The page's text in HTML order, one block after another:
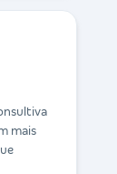
mais
do que